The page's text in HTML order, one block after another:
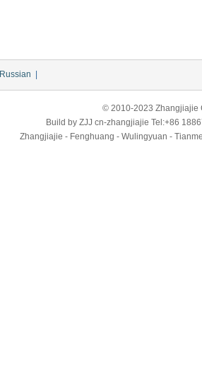
Russian
© 2010-2023 Zhangjiajie
Build by ZJJ cn-zhangjiajie Tel:+86
Zhangjiajie - Fenghuang - Wulingyuan -